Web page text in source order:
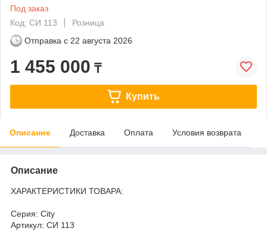
Под заказ
Код: СИ 113
Розница
Отправка с 22 августа 2026
1 455 000 ₸
Купить
Описание Доставка Оплата Условия возврата
Описание
ХАРАКТЕРИСТИКИ ТОВАРА:
Серия: City
Артикул: СИ 113